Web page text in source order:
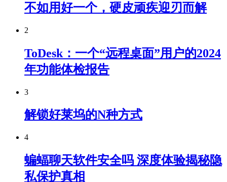
不如用好一个，硬皮顽疾迎刃而解
2
ToDesk：一个“远程桌面”用户的2024
年功能体检报告
3
解锁好莱坞的N种方式
4
蝙蝠聊天软件安全吗 深度体验揭秘隐
私保护真相